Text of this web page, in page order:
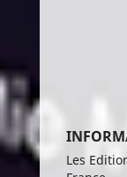
Les